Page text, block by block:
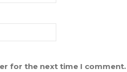
for the next time I comment.